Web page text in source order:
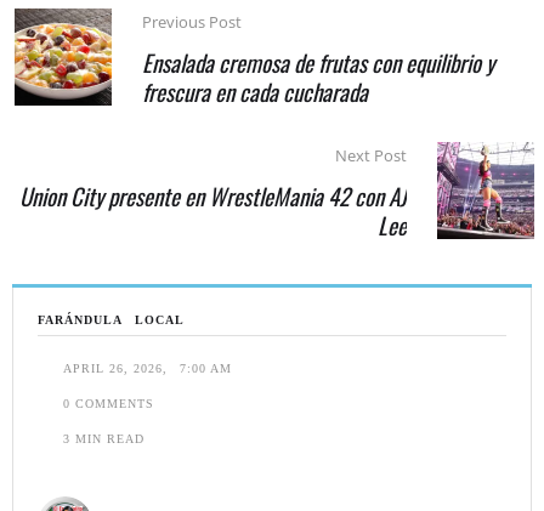
FARÁNDULA LOCAL
APRIL 26, 2026 7:00 AM
0 COMMENTS
3 MIN READ
Previous Post
Ensalada cremosa de frutas con equilibrio y
frescura en cada cucharada
Next Post
Union City presente en WrestleMania 42 con AJ
Lee